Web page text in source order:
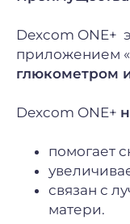
Dexcom ONE+
приложением
глюкометром
Dexcom ONE+
помогает
связан с
матери.